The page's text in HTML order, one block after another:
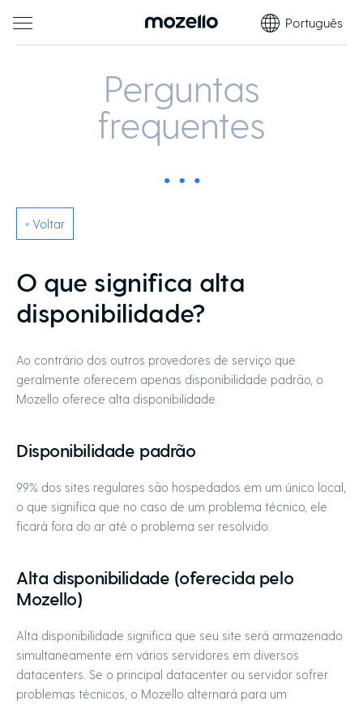
Português
Perguntas
frequentes
« Voltar
O que significa alta
disponibilidade?
Ao contrário dos outros provedores de serviço que
geralmente oferecem apenas disponibilidade padrão, o
Mozello oferece alta disponibilidade.
Disponibilidade padrão
99% dos sites regulares são hospedados em um único local,
o que significa que no caso de um problema técnico, ele
ficará fora do ar até o problema ser resolvido.
Alta disponibilidade (oferecida pelo
Mozello)
Alta disponibilidade significa que seu site será armazenado
simultaneamente em vários servidores em diversos
datacenters. Se o principal datacenter ou servidor sofrer
problemas técnicos, o Mozello alternará para um